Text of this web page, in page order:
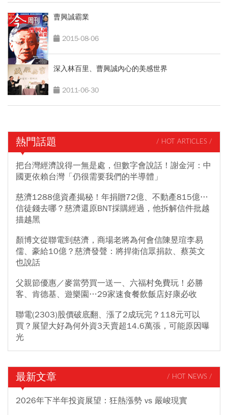
曹興誠霸業
2015-08-06
深入林百里、曹興誠內心的美感世界
2011-06-30
熱門話題 / HOT ARTICLES /
把台灣經濟說得一無是處，但數字會說話！謝金河：中
國更依賴台灣「仍很需要我們的半導體」
慈濟1288億資產揭秘！年捐贈72億、不動產815億…
信徒錢去哪？慈濟還原BNT採購經過，他拆解信件批越
描越黑
顏博文從聯電到慈濟，商場老將為何會信陳昱瑄李易
儒、豪給10億？慈濟發聲：將捍衛信眾捐款、蔡英文
也說話
父親節優惠／麥當勞買一送一、六福村免費玩！必勝
客、肯德基、遊樂園…29家速食餐飲飯店好康必收
聯電(2303)股價破底翻、漲了2成玩完？118元可以
買？展望大好為何外資3天賣超14.6萬張，可能原因曝
光
最新文章 / HOT NEWS /
2026年下半年投資展望：狂熱漲勢 vs 嚴峻現實